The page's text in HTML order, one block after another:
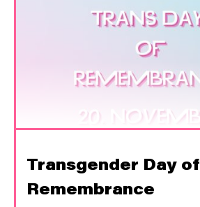
Transgender Day of
Remembrance